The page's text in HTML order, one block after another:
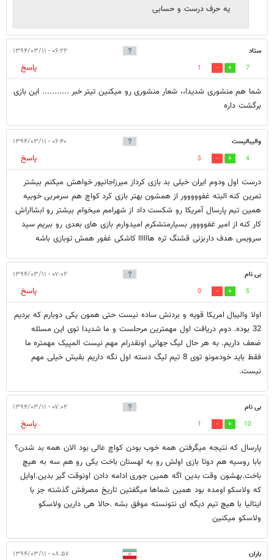
یه حرف درست و حسابی
ستاد ۰۶:۲۲ - ۱۳۹۴/۰۳/۱۱
7
1
پاسخ
شما هم منشوری شدیدا،، شعار منشوری رو میکنین تیتر خبر ........... این بازی
برگشت داره
والیبالیست ۰۶:۴۰ - ۱۳۹۴/۰۳/۱۱
4
3
پاسخ
درست اول ودوم ایران خیلی بد بازی کرداز میرزاجانپور خواهش میکنم بیشتر
تمرین کنه البته غفووووور از همشون بهتر بازی کرد کواچ هم سرمربی خوبیه
همین تیم پارسال آمریکا رو شکست داد از شهرامم میخوام بیشتر رو ابشااراش
کار کنه از امیر غفوووور بسیارمتشکرم امیدوارم بازی های بعدی رو ببریم سید
سرویس هدف داربزنی قشنگ تره هاااااا کاشکی غفور همش توبازی باشه
بی نام ۰۷:۰۲ - ۱۳۹۴/۰۳/۱۱
5
0
پاسخ
اولا والیبال امریکا قویه و بردنش ساده نیست حتی همون یکی دوبارم که بردیم
32 بوده. دوم دریافت اول مهمترین مرحلست و ما شدیدا توی این مسئله
ضعف داریم. به هر حال لیگ جهانی اونقدرام مهم نیست المپیک مهمتره ما
فقط باید خودمونو توی 8 تیم لیگ دسته اول نگه داریم بقیش خیلی مهم
نیست.
بی نام ۰۷:۰۲ - ۱۳۹۴/۰۳/۱۱
10
1
پاسخ
پارسال که نتیجه میگرفتن همه خوب بودن کواچ عالی بود الان همه بد شدن؟
بابا روسیه هم دوتا بازی اولش رو به لهستان باخت یکی رو هم سه به هیچ
باخت.بهشون وقت بدین اگه همین جوری ادامه دادن اونوقت گیر بدین.اوایل
که ولاسکو اومده بود همین شماها میگفتین تاریخ مصرفش گذشته جز با
ایتالیا با هیچ تیم دیگه ای نتونسته موفق بشه .حالا هی دارین ولاسکو
ولاسکو میکنین
باران ۰۸:۵۷ - ۱۳۹۴/۰۳/۱۱